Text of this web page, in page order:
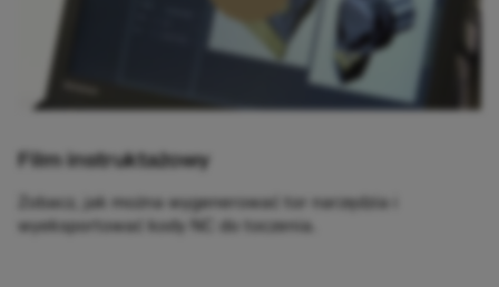
Film instruktażowy
Zobacz, jak można wygenerować tor narzędzia i
wyeksportować kody NC do toczenia.